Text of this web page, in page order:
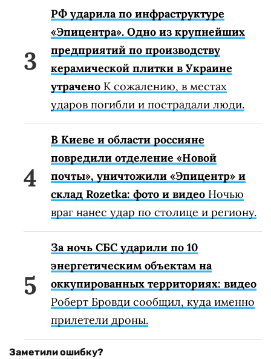
РФ ударила по инфраструктуре
«Эпицентра». Одно из крупнейших
предприятий по производству
керамической плитки в Украине
утрачено К сожалению, в местах
ударов погибли и пострадали люди.
В Киеве и области россияне
повредили отделение «Новой
почты», уничтожили «Эпицентр» и
склад Rozetka: фото и видео Ночью
враг нанес удар по столице и региону.
За ночь СБС ударили по 10
энергетическим объектам на
оккупированных территориях: видео
Роберт Бровди сообщил, куда именно
прилетели дроны.
Заметили ошибку?